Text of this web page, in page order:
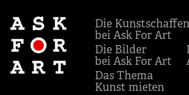
Die
bei Ask For Art
Die Bilder
bei Ask For Art
Das Thema
Kunst mieten